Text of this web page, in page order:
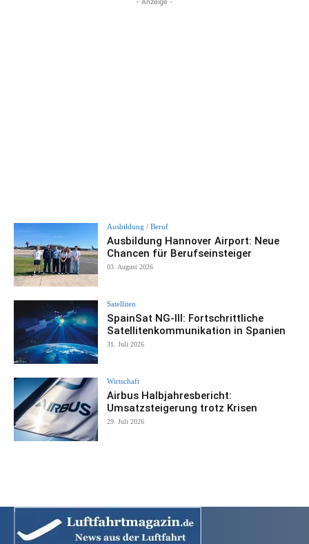
Ausbildung / Beruf
Ausbildung Hannover Airport: Neue
Chancen für Berufseinsteiger
03. August 2026
Satelliten
SpainSat NG-III: Fortschrittliche
Satellitenkommunikation in Spanien
31. Juli 2026
Wirtschaft
Airbus Halbjahresbericht:
Umsatzsteigerung trotz Krisen
29. Juli 2026